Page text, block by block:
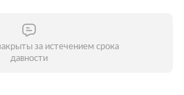
за истечением срока
давности